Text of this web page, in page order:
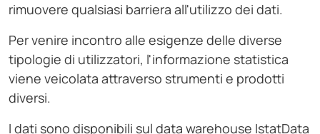
rimuovere qualsiasi barriera all'utilizzo dei dati.
Per venire incontro alle esigenze delle diverse
tipologie di utilizzatori, l'informazione statistica
viene veicolata attraverso strumenti e prodotti
diversi.
I dati sono disponibili sul data warehouse IstatData